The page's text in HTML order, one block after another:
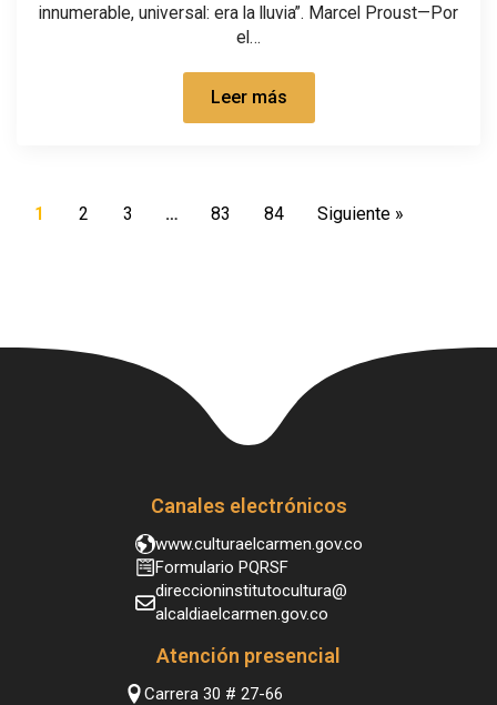
innumerable, universal: era la lluvia”. Marcel Proust—Por
el…
Leer más
1 2 3 … 83 84 Siguiente »
Canales electrónicos
www.culturaelcarmen.gov.co
Formulario PQRSF
direccioninstitutocultura@
alcaldiaelcarmen.gov.co
Atención presencial
Carrera 30 # 27-66